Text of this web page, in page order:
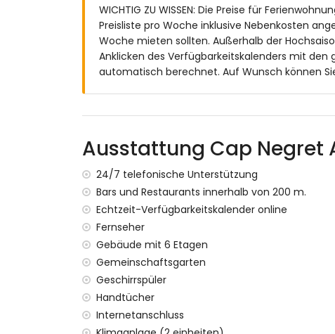
Zweitnächster Flughafen: Valencia (> 100
Öffentliche Verkehrsmittel in der Nähe: Bus
Haustiere sind nicht erlaubt
Das Gebäude, in dem sich die Unterkunft
Ausstattung und Dienstleistungen, die im
Staubsauger, Bügeleisen und Bügelbrett
Empfangsservice und 24-Stunden-Notdienst
Ausstattung und Dienstleistungen gegen
Zentralheizung und Klimaanlage
Unterhaltung und Freizeitaktivitäten für Ihren
Bar und Promenade (innerhalb von 500
Kino, Diskothek und Nachtclub (innerhalb
Themenpark (Terra Mitica), Zoo (Terra
Kilometern vom Haus)
Sehenswürdigkeiten und Kultur in Altea,
WICHTIG ZU WISSEN: Die Preise für
Preisliste pro Woche inklusive Nebenkosten
Woche mieten sollten. Außerhalb der
Anklicken des Verfügbarkeitskalenders mit
automatisch berechnet. Auf Wunsch können
Ausstattung Cap Negret
24/7 telefonische Unterstützung
Bars und Restaurants innerhalb von 200 m.
Echtzeit-Verfügbarkeitskalender online
Fernseher
Gebäude mit 6 Etagen
Gemeinschaftsgarten
Geschirrspüler
Handtücher
Internetanschluss